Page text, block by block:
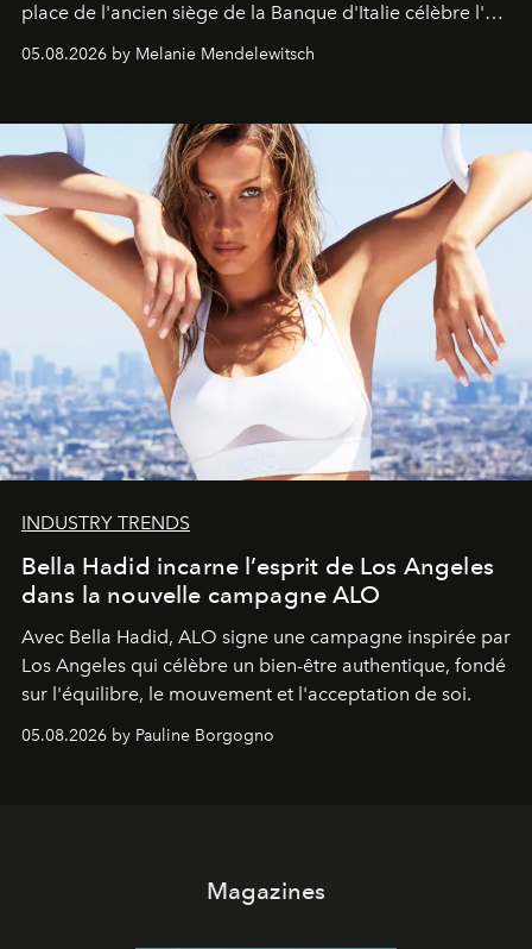
place de l'ancien siège de la Banque d'Italie célèbre l'art
de vivre Romain dans toute son élégance intemporelle.
05.08.2026 by Melanie Mendelewitsch
INDUSTRY TRENDS
Bella Hadid incarne l’esprit de Los Angeles
dans la nouvelle campagne ALO
Avec Bella Hadid, ALO signe une campagne inspirée par
Los Angeles qui célèbre un bien-être authentique, fondé
sur l'équilibre, le mouvement et l'acceptation de soi.
05.08.2026 by Pauline Borgogno
Magazines